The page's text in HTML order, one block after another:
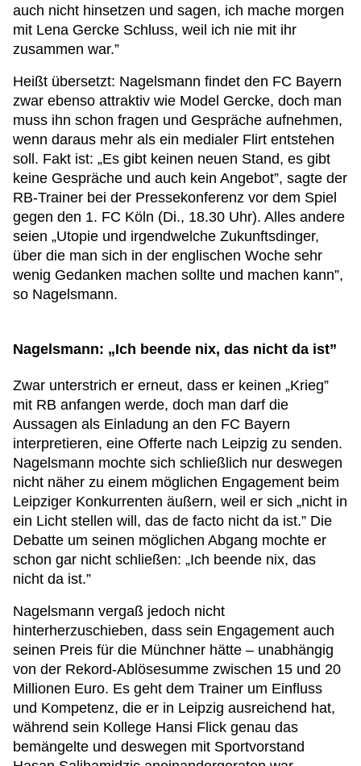
auch nicht hinsetzen und sagen, ich mache morgen
mit Lena Gercke Schluss, weil ich nie mit ihr
zusammen war.”
Heißt übersetzt: Nagelsmann findet den FC Bayern
zwar ebenso attraktiv wie Model Gercke, doch man
muss ihn schon fragen und Gespräche aufnehmen,
wenn daraus mehr als ein medialer Flirt entstehen
soll. Fakt ist: „Es gibt keinen neuen Stand, es gibt
keine Gespräche und auch kein Angebot”, sagte der
RB-Trainer bei der Pressekonferenz vor dem Spiel
gegen den 1. FC Köln (Di., 18.30 Uhr). Alles andere
seien „Utopie und irgendwelche Zukunftsdinger,
über die man sich in der englischen Woche sehr
wenig Gedanken machen sollte und machen kann”,
so Nagelsmann.
Nagelsmann: „Ich beende nix, das nicht da ist”
Zwar unterstrich er erneut, dass er keinen „Krieg”
mit RB anfangen werde, doch man darf die
Aussagen als Einladung an den FC Bayern
interpretieren, eine Offerte nach Leipzig zu senden.
Nagelsmann mochte sich schließlich nur deswegen
nicht näher zu einem möglichen Engagement beim
Leipziger Konkurrenten äußern, weil er sich „nicht in
ein Licht stellen will, das de facto nicht da ist.” Die
Debatte um seinen möglichen Abgang mochte er
schon gar nicht schließen: „Ich beende nix, das
nicht da ist.”
Nagelsmann vergaß jedoch nicht
hinterherzuschieben, dass sein Engagement auch
seinen Preis für die Münchner hätte – unabhängig
von der Rekord-Ablösesumme zwischen 15 und 20
Millionen Euro. Es geht dem Trainer um Einfluss
und Kompetenz, die er in Leipzig ausreichend hat,
während sein Kollege Hansi Flick genau das
bemängelte und deswegen mit Sportvorstand